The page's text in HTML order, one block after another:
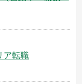
ア転職